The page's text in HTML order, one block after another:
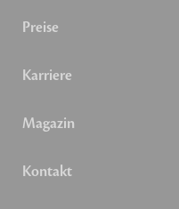
Preise
Karriere
Magazin
Kontakt